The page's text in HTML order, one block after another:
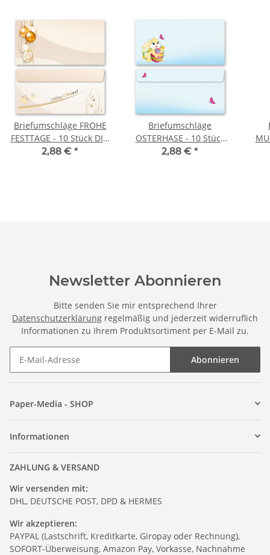
Briefumschläge FROHE
FESTTAGE - 10 Stück DIN
LANG (ohne Fenster)
2,88 € *
Briefumschläge
OSTERHASE - 10 Stück
DIN LANG (ohne Fenster)
2,88 € *
Newsletter Abonnieren
Bitte senden Sie mir entsprechend Ihrer
Datenschutzerklärung regelmäßig und jederzeit widerruflich
Informationen zu Ihrem Produktsortiment per E-Mail zu.
Abonnieren
Paper-Media - SHOP
Informationen
ZAHLUNG & VERSAND
Wir versenden mit:
DHL, DEUTSCHE POST, DPD & HERMES
Wir akzeptieren:
PAYPAL (Lastschrift, Kreditkarte, Giropay oder Rechnung),
SOFORT-Überweisung, Amazon Pay, Vorkasse, Nachnahme